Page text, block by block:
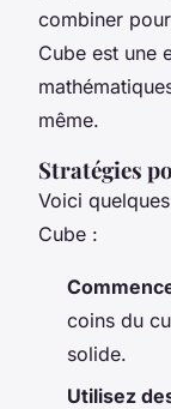
combiner
Cube est une
même.
Stratégies
Voici
Cube :
coins du
solide.
Utilisez